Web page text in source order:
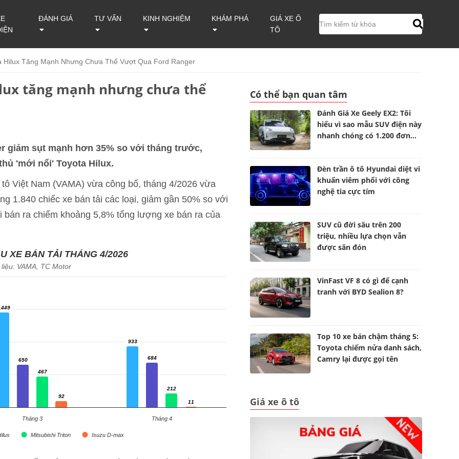
ĐÁNH GIÁ TƯ VẤN KINH NGHIỆM KHÁM PHÁ
GIÁ XE Ô
TÔ
Hilux Tăng Mạnh Nhưng Chưa Thể Vượt Qua Ford Ranger
tăng mạnh nhưng chưa thể
giảm sụt mạnh hơn 35% so với tháng trước,
'mới nổi' Toyota Hilux.
Việt Nam (VAMA) vừa công bố, tháng 4/2026 vừa
1.840 chiếc xe bán tải các loại, giảm gần 50% so với
ra chiếm khoảng 5,8% tổng lượng xe bán ra của
XE BÁN TẢI THÁNG 4/2026
VAMA, TC Motor
933
933
650
650 684
684
467
467
212
212
92
92
11
11
Mitsubishi Triton Isuzu D-max
Tháng 3 Tháng 4
Có thể bạn quan tâm
Đánh Giá Xe Geely EX2: Tôi
hiểu vì sao mẫu SUV điện này
nhanh chóng có 1.200 đơn
Đèn trần ô tô Hyundai diệt vi
khuẩn viêm phổi với công
nghệ tia cực tím
SUV cũ đời sâu trên 200
triệu, nhiều lựa chọn vẫn
được săn đón
VinFast VF 8 có gì để cạnh
tranh với BYD Sealion 8?
Top 10 xe bán chậm tháng 5:
Toyota chiếm nửa danh sách,
Camry lại được gọi tên
Giá xe ô tô